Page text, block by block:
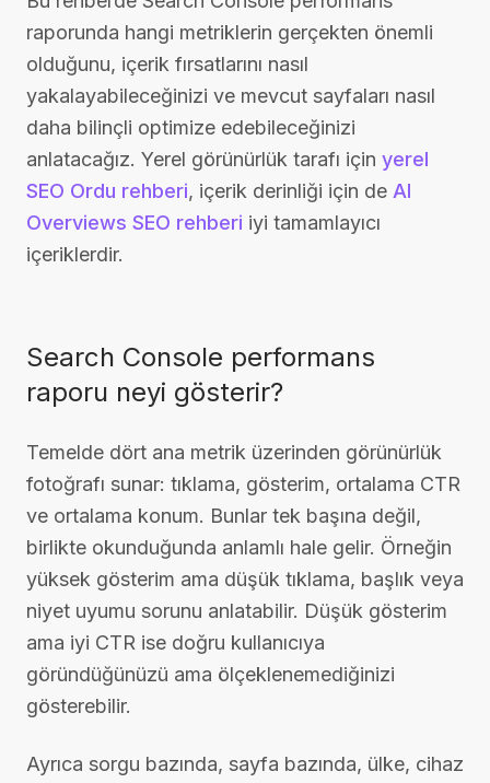
raporunda hangi metriklerin gerçekten önemli
olduğunu, içerik fırsatlarını nasıl
yakalayabileceğinizi ve mevcut sayfaları nasıl
daha bilinçli optimize edebileceğinizi
anlatacağız. Yerel görünürlük tarafı için yerel
SEO Ordu rehberi, içerik derinliği için de AI
Overviews SEO rehberi iyi tamamlayıcı
içeriklerdir.
Search Console performans
raporu neyi gösterir?
Temelde dört ana metrik üzerinden görünürlük
fotoğrafı sunar: tıklama, gösterim, ortalama CTR
ve ortalama konum. Bunlar tek başına değil,
birlikte okunduğunda anlamlı hale gelir. Örneğin
yüksek gösterim ama düşük tıklama, başlık veya
niyet uyumu sorunu anlatabilir. Düşük gösterim
ama iyi CTR ise doğru kullanıcıya
göründüğünüzü ama ölçeklenemediğinizi
gösterebilir.
Ayrıca sorgu bazında, sayfa bazında, ülke, cihaz